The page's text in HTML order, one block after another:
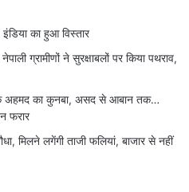
का हुआ विस्तार
ग्रामीणों ने सुरक्षाबलों पर किया पथराव,
अहमद का कुनबा, असद से आबान तक…
फरार
मिलने लगेंगी ताजी फलियां, बाजार से नहीं